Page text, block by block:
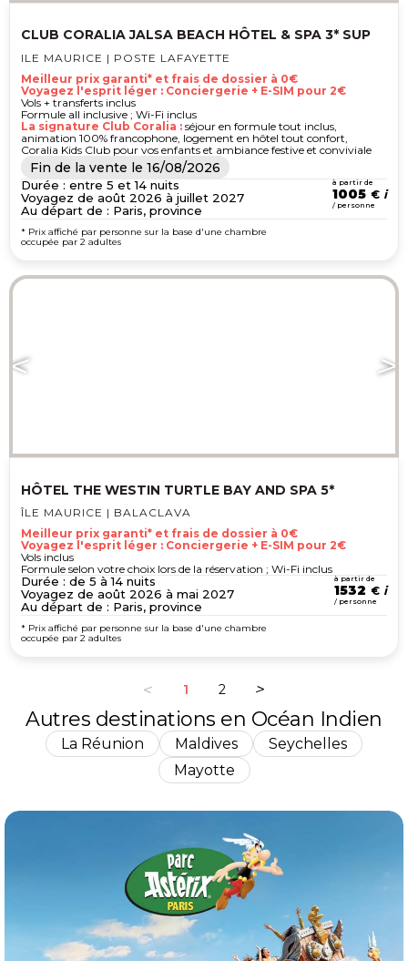
CLUB CORALIA JALSA BEACH HÔTEL & SPA 3* SUP
ILE MAURICE | POSTE LAFAYETTE
Meilleur prix garanti* et frais de dossier à 0€
Voyagez l'esprit léger : Conciergerie + E-SIM pour 2€
Vols + transferts inclus
Formule all inclusive ; Wi-Fi inclus
La signature Club Coralia : séjour en formule tout inclus,
animation 100% francophone, logement en hôtel tout confort,
Coralia Kids Club pour vos enfants et ambiance festive et conviviale
Fin de la vente le 16/08/2026
Durée : entre 5 et 14 nuits
Voyagez de août 2026 à juillet 2027
Au départ de : Paris, province
à partir de
1005 €
/ personne
* Prix affiché par personne sur la base d'une chambre
occupée par 2 adultes
HÔTEL THE WESTIN TURTLE BAY AND SPA 5*
ÎLE MAURICE | BALACLAVA
Meilleur prix garanti* et frais de dossier à 0€
Voyagez l'esprit léger : Conciergerie + E-SIM pour 2€
Vols inclus
Formule selon votre choix lors de la réservation ; Wi-Fi inclus
Durée : de 5 à 14 nuits
Voyagez de août 2026 à mai 2027
Au départ de : Paris, province
à partir de
1532 €
/ personne
* Prix affiché par personne sur la base d'une chambre
occupée par 2 adultes
1 2
Autres destinations en Océan Indien
La Réunion Maldives
Seychelles
Mayotte